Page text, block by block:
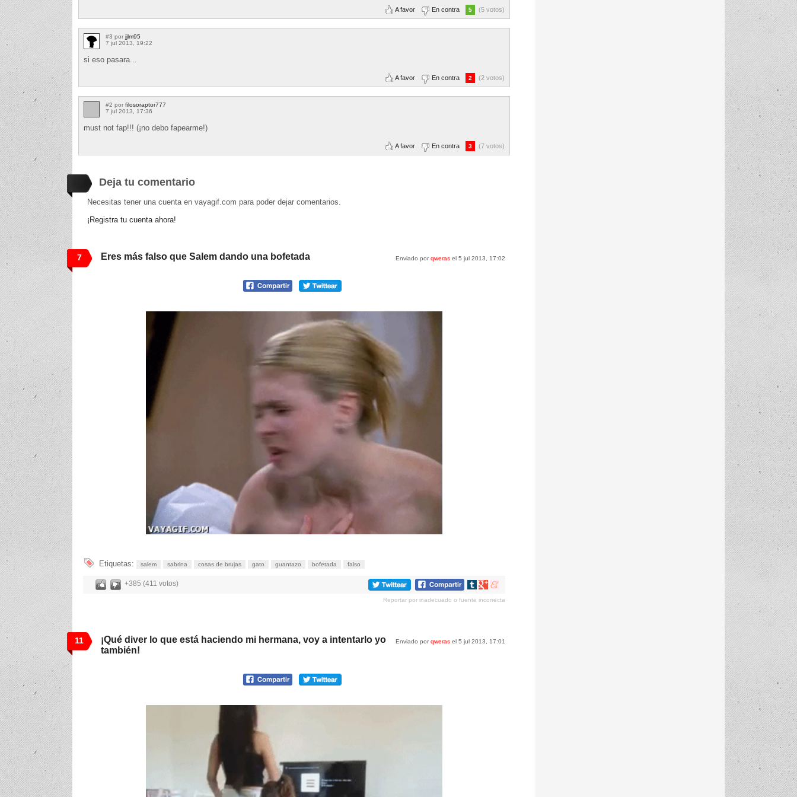
A favor En contra 5 (5 votos)
#3 por jjlm95
7 jul 2013, 19:22
si eso pasara...
A favor En contra 2 (2 votos)
#2 por filosoraptor777
7 jul 2013, 17:36
must not fap!!! (¡no debo fapearme!)
A favor En contra 3 (7 votos)
Deja tu comentario
Necesitas tener una cuenta en vayagif.com para poder dejar comentarios.
¡Registra tu cuenta ahora!
7 Enviado porqweras el 5 jul 2013, 17:02
Eres más falso que Salem dando una bofetada
Etiquetas: salem sabrina cosas de brujas gato guantazo bofetada falso
+385 (411 votos)
Compartir
tumblr
Compartir
Google+
Compartir
meneame
Reportar por inadecuado o fuente incorrecta
11 Enviado porqweras el 5 jul 2013, 17:01
¡Qué diver lo que está haciendo mi hermana, voy a intentarlo yo
también!